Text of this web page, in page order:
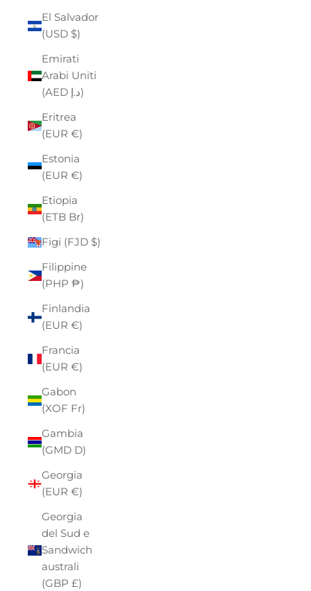
El Salvador
(USD $)
Emirati
Arabi Uniti
(AED د.إ)
Eritrea
(EUR €)
Estonia
(EUR €)
Etiopia
(ETB Br)
Figi (FJD $)
Filippine
(PHP ₱)
Finlandia
(EUR €)
Francia
(EUR €)
Gabon
(XOF Fr)
Gambia
(GMD D)
Georgia
(EUR €)
Georgia
del Sud e
Sandwich
australi
(GBP £)